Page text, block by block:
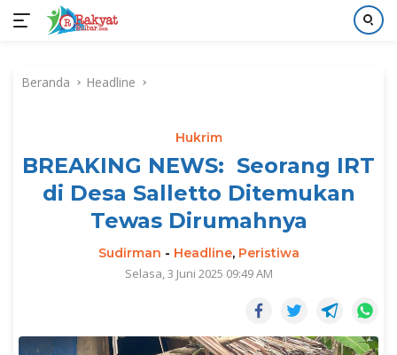
kontenBeranda Headline
Hukrim
BREAKING NEWS: Seorang IRT
di Desa Salletto Ditemukan
Tewas Dirumahnya
Sudirman - Headline, Peristiwa
Selasa, 3 Juni 2025 09:49 AM